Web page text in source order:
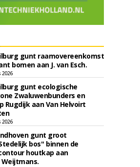
gunt raamovereenkomst
bomen aan J. van Esch.
gunt ecologische
Zwaluwenbunders en
Rugdijk aan Van Helvoirt
gunt groot
bos'' binnen de
houtkap aan